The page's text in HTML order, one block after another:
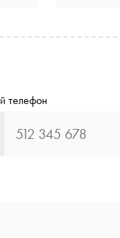
телефон